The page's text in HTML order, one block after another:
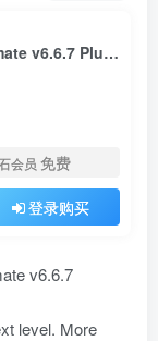
WooCommerce Frontend Manager Ultimate v6.6.7 Plugins
会员 免费
登录购买
level. More